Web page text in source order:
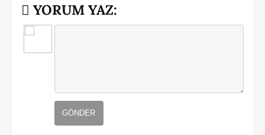
YORUM YAZ:
GÖNDER